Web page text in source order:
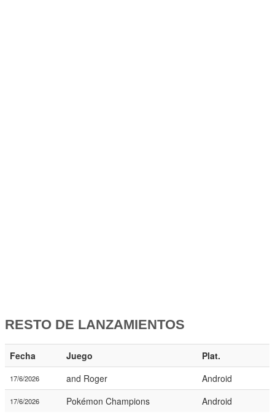
RESTO DE LANZAMIENTOS
Fecha Juego Plat.
17/6/2026 and Roger Android
17/6/2026 Pokémon Champions Android